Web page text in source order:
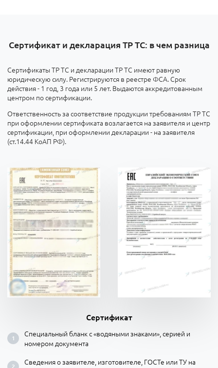
Сертификат и декларация ТР ТС: в чем разница
Сертификаты ТР ТС и декларации ТР ТС имеют равную
юридическую силу. Регистрируются в реестре ФСА. Срок
действия - 1 год, 3 года или 5 лет. Выдаются аккредитованным
центром по сертификации.
Ответственность за соответствие продукции требованиям ТР ТС
при оформлении сертификата возлагается на заявителя и центр
сертификации, при оформлении декларации - на заявителя
(ст.14.44 КоАП РФ).
Сертификат
Специальный бланк с «водяными знаками», серией и
номером документа
Сведения о заявителе, изготовителе, ГОСТе или ТУ на